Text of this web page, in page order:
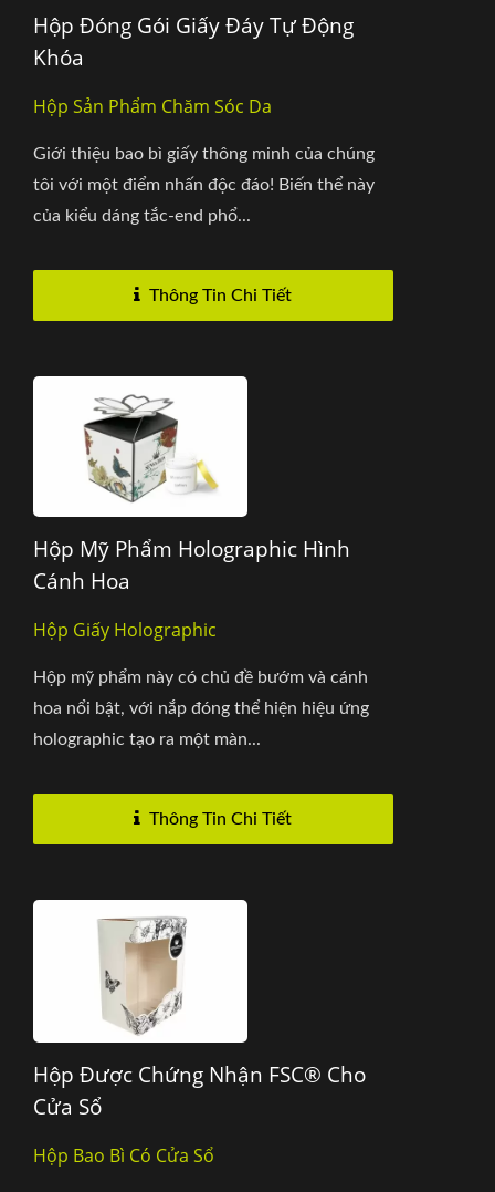
Hộp Đóng Gói Giấy Đáy Tự Động
Khóa
Hộp Sản Phẩm Chăm Sóc Da
Giới thiệu bao bì giấy thông minh của chúng
tôi với một điểm nhấn độc đáo! Biến thể này
của kiểu dáng tắc-end phổ...
Thông Tin Chi Tiết
Hộp Mỹ Phẩm Holographic Hình
Cánh Hoa
Hộp Giấy Holographic
Hộp mỹ phẩm này có chủ đề bướm và cánh
hoa nổi bật, với nắp đóng thể hiện hiệu ứng
holographic tạo ra một màn...
Thông Tin Chi Tiết
Hộp Được Chứng Nhận FSC® Cho
Cửa Sổ
Hộp Bao Bì Có Cửa Sổ